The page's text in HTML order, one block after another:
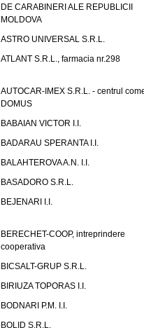
DE CARABINERI ALE REPUBLICII
MOLDOVA
ASTRO UNIVERSAL S.R.L.
ATLANT S.R.L., farmacia nr.298
AUTOCAR-IMEX S.R.L. - centrul
DOMUS
BABAIAN VICTOR I.I.
BADARAU SPERANTA I.I.
BALAHTEROVA A.N. I.I.
BASADORO S.R.L.
BEJENARI I.I.
BERECHET-COOP, intreprindere
cooperativa
BICSALT-GRUP S.R.L.
BIRIUZA TOPORAS I.I.
BODNARI P.M. I.I.
BOLID S.R.L.